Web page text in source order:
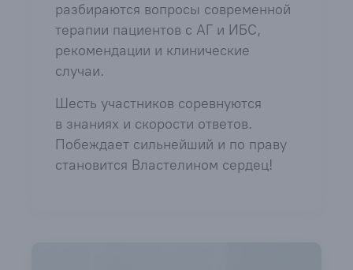
разбираются вопросы современной
терапии пациентов с АГ и ИБС,
рекомендации и клинические
случаи.
Шесть участников соревнуются
в знаниях и скорости ответов.
Побеждает сильнейший и по праву
становится Властелином сердец!